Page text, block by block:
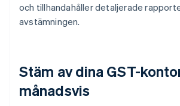
och tillhandahåller detaljerade
avstämningen.
Stäm av dina GST-
månadsvis